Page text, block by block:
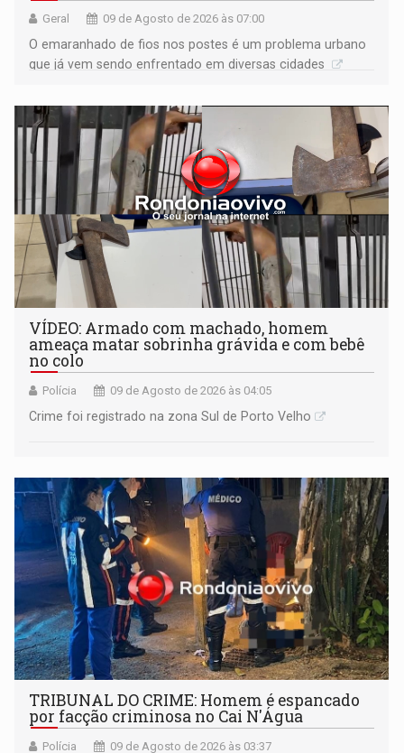
Geral 09 de Agosto de 2026 às 07:00
O emaranhado de fios nos postes é um problema urbano
que já vem sendo enfrentado em diversas cidades
VÍDEO: Armado com machado, homem
ameaça matar sobrinha grávida e com bebê
no colo
Polícia 09 de Agosto de 2026 às 04:05
Crime foi registrado na zona Sul de Porto Velho
TRIBUNAL DO CRIME: Homem é espancado
por facção criminosa no Cai N'Água
Polícia 09 de Agosto de 2026 às 03:37